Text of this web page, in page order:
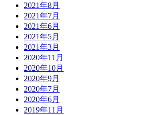
2021年8月
2021年7月
2021年6月
2021年5月
2021年3月
2020年11月
2020年10月
2020年9月
2020年7月
2020年6月
2019年11月